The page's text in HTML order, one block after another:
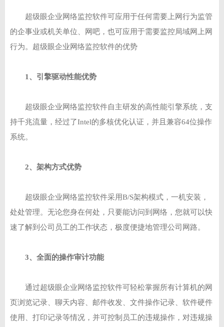
超级眼企业网络监控软件可应用于任何需要上网行为监管
的企事业或机关单位、网吧，也可应用于需要监控局域网上网
行为。超级眼企业网络监控软件的优势
1、引擎驱动性能优势
超级眼企业网络监控软件自主研发的高性能引擎系统，支
持千兆流量，经过了Intel的多核优化认证，并且兼容64位操作
系统。
2、架构方式优势
超级眼企业网络监控软件采用B/S架构模式，一机安装，
处处管理。无论您身在何处，只要能访问到网络，您就可以快
速了解到公司员工的工作状态，极度便捷地管理公司网路。
3、全面的操作审计功能
通过超级眼企业网络监控软件可轻松掌握所有计算机的网
页浏览记录、聊天内容、邮件收发、文件操作记录、软件硬件
使用、打印记录等情况，并可控制员工的违规操作，对违规操